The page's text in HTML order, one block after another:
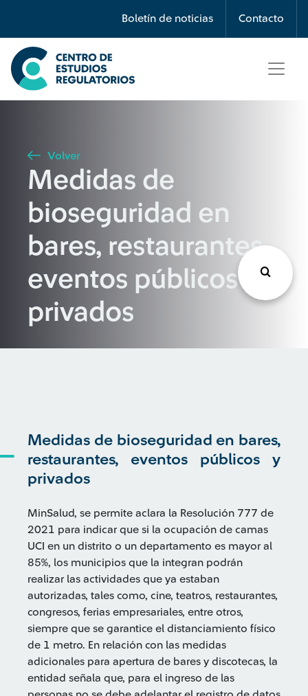
Boletín de noticias Contacto
Búsqueda
Seleccione país
Buscar
Volver
Medidas de
bioseguridad en
bares, restaurantes,
eventos públicos y
privados
Medidas de bioseguridad en bares,
restaurantes, eventos públicos y
privados
MinSalud, se permite aclara la Resolución 777 de
2021 para indicar que si la ocupación de camas
UCI en un distrito o un departamento es mayor al
85%, los municipios que la integran podrán
realizar las actividades que ya estaban
autorizadas, tales como, cine, teatros, restaurantes,
congresos, ferias empresariales, entre otros,
siempre que se garantice el distanciamiento físico
de 1 metro. En relación con las medidas
adicionales para apertura de bares y discotecas, la
entidad señala que, para el ingreso de las